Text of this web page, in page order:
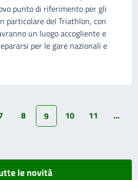
punto di riferimento per gli
particolare del Triathlon, con
un luogo accogliente e
per le gare nazionali e
8 9 10 11
...
le novità